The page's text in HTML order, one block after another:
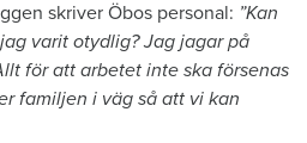
skriver Öbos personal: ”Kan
varit otydlig? Jag jagar på
för att arbetet inte ska försenas
familjen i väg så att vi kan